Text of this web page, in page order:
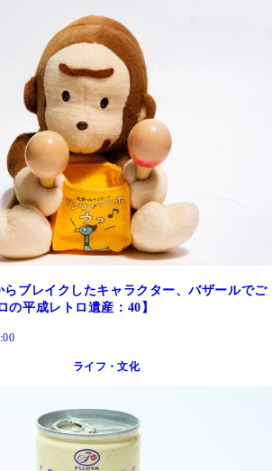
ブレイクしたキャラクター、バザールでご
の平成レトロ遺産：40】
ライフ・文化